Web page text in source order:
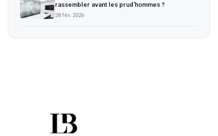
rassembler avant les prud'hommes ?
28 fév. 2026